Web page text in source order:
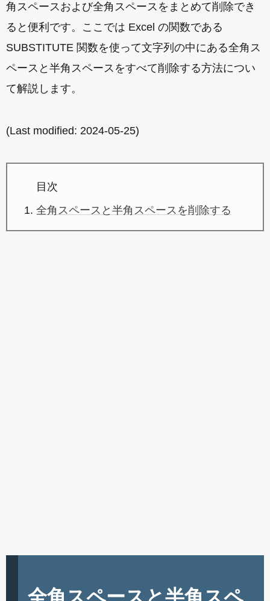
角スペースおよび全角スペースをまとめて削除でき
ると便利です。ここでは Excel の関数である
SUBSTITUTE 関数を使って文字列の中にある全角ス
ペースと半角スペースをすべて削除する方法につい
て解説します。
(Last modified: 2024-05-25)
目次
全角スペースと半角スペースを削除する